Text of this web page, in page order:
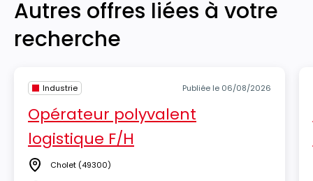
Autres offres liées à votre
recherche
Industrie Publiée le 06/08/2026
Opérateur polyvalent
logistique F/H
Lieu Cholet (49300)